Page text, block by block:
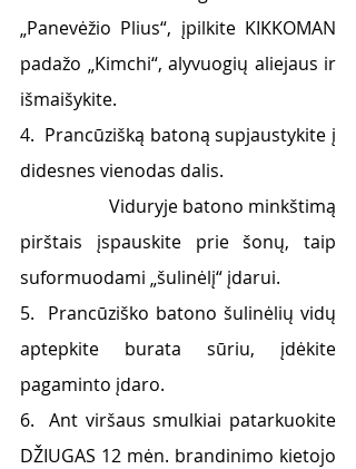
„Panevėžio Plius“, įpilkite KIKKOMAN
padažo „Kimchi“, alyvuogių aliejaus ir
išmaišykite.
4.  Prancūzišką batoną supjaustykite į
didesnes vienodas dalis.
Viduryje batono minkštimą
pirštais įspauskite prie šonų, taip
suformuodami „šulinėlį“ įdarui.
5.  Prancūziško batono šulinėlių vidų
aptepkite burata sūriu, įdėkite
pagaminto įdaro.
6.  Ant viršaus smulkiai patarkuokite
DŽIUGAS 12 mėn. brandinimo kietojo